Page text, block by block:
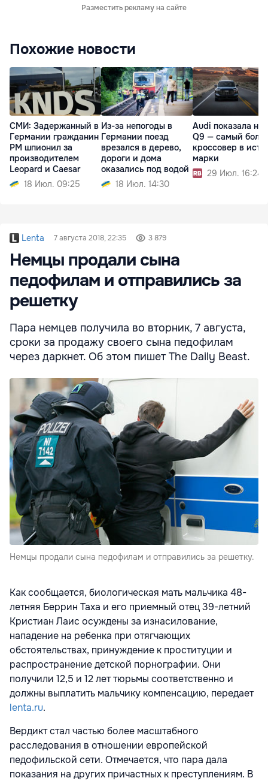
Разместить рекламу на сайте
Похожие новости
СМИ: Задержанный в
Германии гражданин
РМ шпионил за
производителем
Leopard и Caesar
18 Июл. 09:25
Из-за непогоды в
Германии поезд
врезался в дерево,
дороги и дома
оказались под водой
18 Июл. 14:30
Audi показала
Q9 — самый
кроссовер в
марки
29 Июл. 16:24
Lenta 7 августа 2018, 22:35 3 879
Немцы продали сына
педофилам и отправились за
решетку
Пара немцев получила во вторник, 7 августа,
сроки за продажу своего сына педофилам
через даркнет. Об этом пишет The Daily Beast.
Немцы продали сына педофилам и отправились за решетку.
Как сообщается, биологическая мать мальчика 48-
летняя Беррин Таха и его приемный отец 39-летний
Кристиан Лаис осуждены за изнасилование,
нападение на ребенка при отягчающих
обстоятельствах, принуждение к проституции и
распространение детской порнографии. Они
получили 12,5 и 12 лет тюрьмы соответственно и
должны выплатить мальчику компенсацию, передает
lenta.ru.
Вердикт стал частью более масштабного
расследования в отношении европейской
педофильской сети. Отмечается, что пара дала
показания на других причастных к преступлениям. В